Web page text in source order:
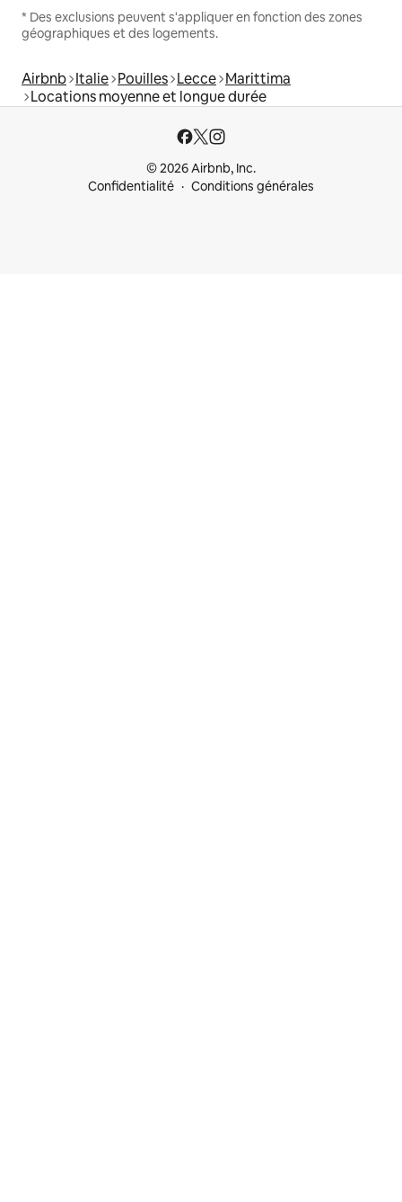
* Des exclusions peuvent s'appliquer en fonction des zones
géographiques et des logements.
Airbnb Italie Pouilles Lecce Marittima
Locations moyenne et longue durée
© 2026 Airbnb, Inc.
Confidentialité
Conditions générales